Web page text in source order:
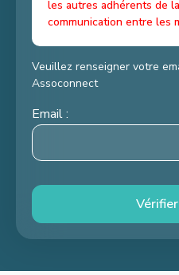
les autres adhérents de
communication entre les
Veuillez renseigner votre
Assoconnect
Email :